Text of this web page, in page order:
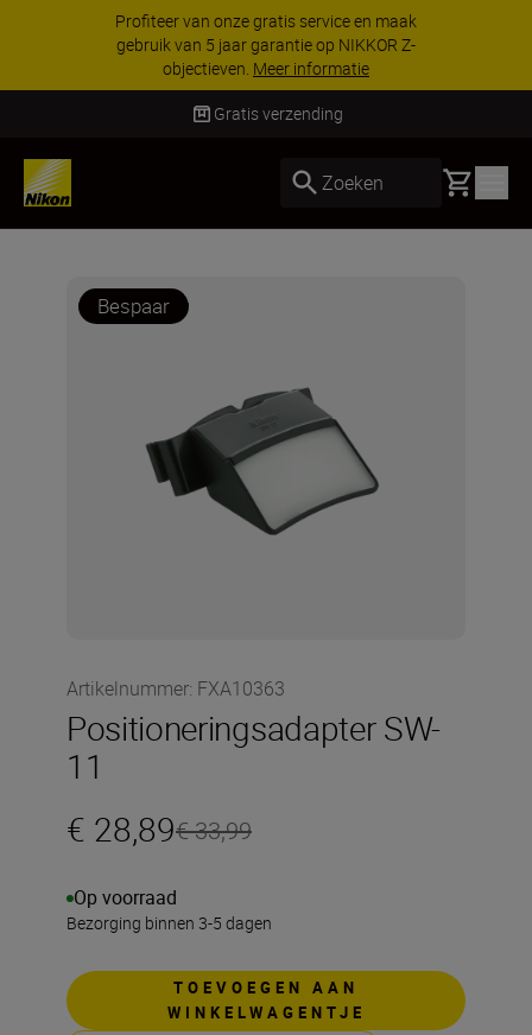
Profiteer van onze gratis service en maak
gebruik van 5 jaar garantie op NIKKOR Z-
objectieven. Meer informatie
Gratis verzending
Zoeken Basket
Bespaar
Artikelnummer: FXA10363
Positioneringsadapter SW-
11
€ 28,89€ 33,99
Op voorraad
Bezorging binnen 3-5 dagen
TOEVOEGEN AAN
WINKELWAGENTJE